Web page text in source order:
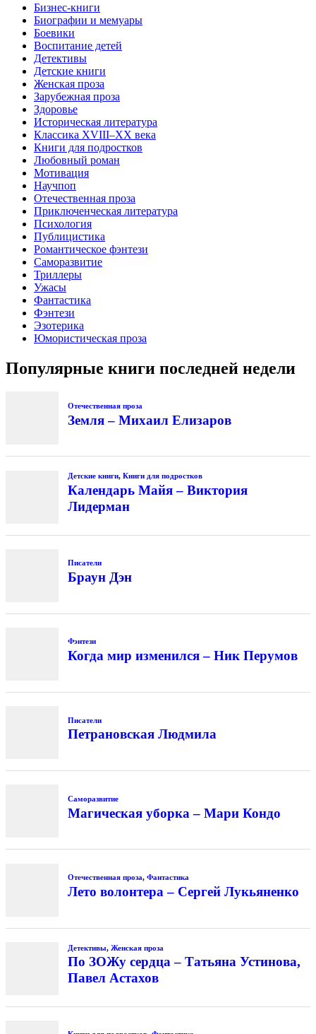
Бизнес-книги
Биографии и мемуары
Боевики
Воспитание детей
Детективы
Детские книги
Женская проза
Зарубежная проза
Здоровье
Историческая литература
Классика XVIII–XX века
Книги для подростков
Любовный роман
Мотивация
Научпоп
Отечественная проза
Приключенческая литература
Психология
Публицистика
Романтическое фэнтези
Саморазвитие
Триллеры
Ужасы
Фантастика
Фэнтези
Эзотерика
Юмористическая проза
Популярные книги последней недели
Отечественная проза
Земля – Михаил Елизаров
Детские книги, Книги для подростков
Календарь Майя – Виктория
Лидерман
Писатели
Браун Дэн
Фэнтези
Когда мир изменился – Ник Перумов
Писатели
Петрановская Людмила
Саморазвитие
Магическая уборка – Мари Кондо
Отечественная проза, Фантастика
Лето волонтера – Сергей Лукьяненко
Детективы, Женская проза
По ЗОЖу сердца – Татьяна Устинова,
Павел Астахов